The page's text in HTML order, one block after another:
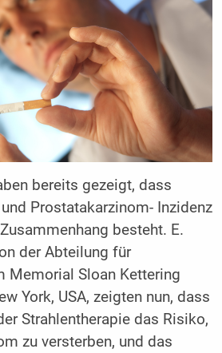
bereits gezeigt, dass
Prostatakarzinom- Inzidenz
besteht. E.
der Abteilung für
Memorial Sloan Kettering
York, USA, zeigten nun, dass
Strahlentherapie das Risiko,
zu versterben, und das